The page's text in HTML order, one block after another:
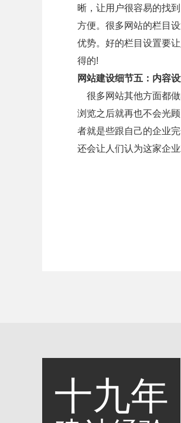
晰，让用户很容易的找
方便。很多网站的栏目
优势。好的栏目设置要
得的!
网站建设细节五：内容
很多网站其他方面都做
浏览之后就再也不会光
者就是些跟自己的企业
还会让人们认为这家企
十九年